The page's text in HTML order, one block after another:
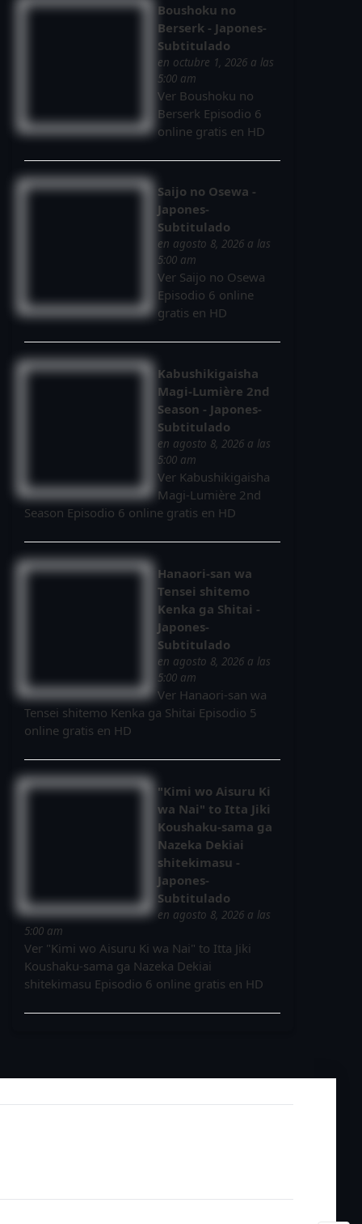
Boushoku no
Berserk - Japones-
Subtitulado
en octubre 1, 2026 a las
5:00 am
Ver Boushoku no
Berserk Episodio 6
online gratis en HD
Saijo no Osewa -
Japones-
Subtitulado
en agosto 8, 2026 a las
5:00 am
Ver Saijo no Osewa
Episodio 6 online
gratis en HD
Kabushikigaisha
Magi-Lumière 2nd
Season - Japones-
Subtitulado
en agosto 8, 2026 a las
5:00 am
Ver Kabushikigaisha
Magi-Lumière 2nd
Season Episodio 6 online gratis en HD
Hanaori-san wa
Tensei shitemo
Kenka ga Shitai -
Japones-
Subtitulado
en agosto 8, 2026 a las
5:00 am
Ver Hanaori-san wa
Tensei shitemo Kenka ga Shitai Episodio 5
online gratis en HD
"Kimi wo Aisuru Ki
wa Nai" to Itta Jiki
Koushaku-sama ga
Nazeka Dekiai
shitekimasu -
Japones-
Subtitulado
en agosto 8, 2026 a las
5:00 am
Ver "Kimi wo Aisuru Ki wa Nai" to Itta Jiki
Koushaku-sama ga Nazeka Dekiai
shitekimasu Episodio 6 online gratis en HD